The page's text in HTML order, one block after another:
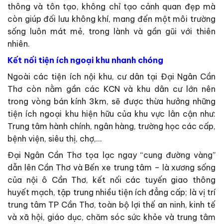
thông và tôn tạo, không chỉ tạo cảnh quan đẹp mà
còn giúp đối lưu không khí, mang đến một môi trường
sống luôn mát mẻ, trong lành và gần gũi với thiên
nhiên.
Kết nối tiện ích ngoại khu nhanh chóng
Ngoài các tiện ích nội khu, cư dân tại Đại Ngân Cần
Thơ còn nằm gần các KCN và khu dân cư lớn nên
trong vòng bán kính 3km, sẽ được thừa hưởng những
tiện ích ngoại khu hiện hữu của khu vực lân cận như:
Trung tâm hành chính, ngân hàng, trường học các cấp,
bệnh viện, siêu thị, chợ,…
Đại Ngân Cần Thơ tọa lạc ngay “cung đường vàng”
dẫn lên Cần Thơ và Bến xe trung tâm – là xương sống
của nội ô Cần Thơ, kết nối các tuyến giao thông
huyết mạch, tập trung nhiều tiện ích đẳng cấp; là vị trí
trung tâm TP Cần Thơ, toàn bộ lợi thế an ninh, kinh tế
và xã hội, giáo dục, chăm sóc sức khỏe và trung tâm